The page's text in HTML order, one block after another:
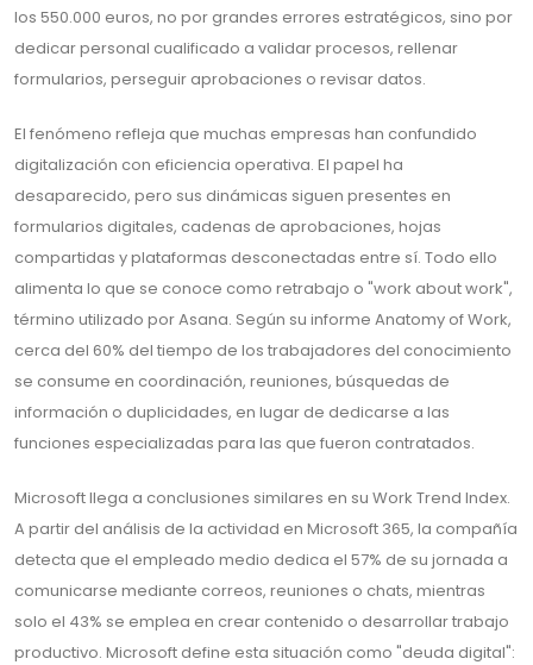
los 550.000 euros, no por grandes errores estratégicos, sino por
dedicar personal cualificado a validar procesos, rellenar
formularios, perseguir aprobaciones o revisar datos.
El fenómeno refleja que muchas empresas han confundido
digitalización con eficiencia operativa. El papel ha
desaparecido, pero sus dinámicas siguen presentes en
formularios digitales, cadenas de aprobaciones, hojas
compartidas y plataformas desconectadas entre sí. Todo ello
alimenta lo que se conoce como retrabajo o "work about work",
término utilizado por Asana. Según su informe Anatomy of Work,
cerca del 60% del tiempo de los trabajadores del conocimiento
se consume en coordinación, reuniones, búsquedas de
información o duplicidades, en lugar de dedicarse a las
funciones especializadas para las que fueron contratados.
Microsoft llega a conclusiones similares en su Work Trend Index.
A partir del análisis de la actividad en Microsoft 365, la compañía
detecta que el empleado medio dedica el 57% de su jornada a
comunicarse mediante correos, reuniones o chats, mientras
solo el 43% se emplea en crear contenido o desarrollar trabajo
productivo. Microsoft define esta situación como "deuda digital":